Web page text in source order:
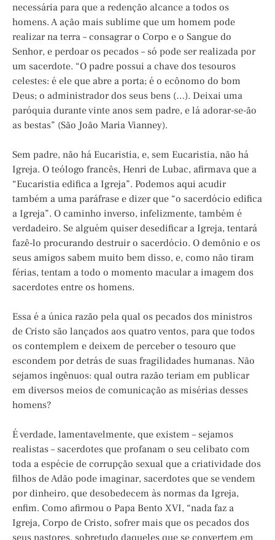
necessária para que a redenção alcance a todos os
homens. A ação mais sublime que um homem pode
realizar na terra – consagrar o Corpo e o Sangue do
Senhor, e perdoar os pecados – só pode ser realizada por
um sacerdote. “O padre possui a chave dos tesouros
celestes: é ele que abre a porta; é o ecônomo do bom
Deus; o administrador dos seus bens (…). Deixai uma
paróquia durante vinte anos sem padre, e lá adorar-se-ão
as bestas” (São João Maria Vianney).
Sem padre, não há Eucaristia, e, sem Eucaristia, não há
Igreja. O teólogo francês, Henri de Lubac, afirmava que a
“Eucaristia edifica a Igreja”. Podemos aqui acudir
também a uma paráfrase e dizer que “o sacerdócio edifica
a Igreja”. O caminho inverso, infelizmente, também é
verdadeiro. Se alguém quiser desedificar a Igreja, tentará
fazê-lo procurando destruir o sacerdócio. O demônio e os
seus amigos sabem muito bem disso, e, como não tiram
férias, tentam a todo o momento macular a imagem dos
sacerdotes entre os homens.
Essa é a única razão pela qual os pecados dos ministros
de Cristo são lançados aos quatro ventos, para que todos
os contemplem e deixem de perceber o tesouro que
escondem por detrás de suas fragilidades humanas. Não
sejamos ingênuos: qual outra razão teriam em publicar
em diversos meios de comunicação as misérias desses
homens?
É verdade, lamentavelmente, que existem – sejamos
realistas – sacerdotes que profanam o seu celibato com
toda a espécie de corrupção sexual que a criatividade dos
filhos de Adão pode imaginar, sacerdotes que se vendem
por dinheiro, que desobedecem às normas da Igreja,
enfim. Como afirmou o Papa Bento XVI, “nada faz a
Igreja, Corpo de Cristo, sofrer mais que os pecados dos